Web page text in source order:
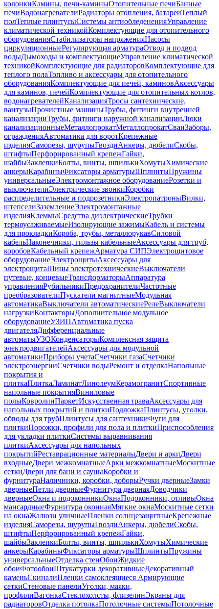
колонкиКамины, печи-каминыОтопительные печиБанные
печиВодонагревателиРадиаторы отопления, батареиТеплый
полТеплые плинтусыСистемы антиобледененияУправление
климатической техникойКомплектующие для отопительного
оборудованияСтабилизаторы напряженияНасосы
циркуляционныеРегулирующая арматураОтвод и подвод
водыДымоходы и комплектующиеУправление климатической
техникойКомплектующие для радиаторовКомплектующие для
теплого полаТопливо и аксессуары для отопительного
оборудованияКомплектующие для печей, каминовАксессуары
для каминов, печейКомплектующие для отопительных котлов,
водонагревателейКанализацияТросы сантехнические,
вантузыПрочистные машиныТрубы, фитинги внутренней
канализацииТрубы, фитинги наружной канализацииЛюки
канализационныеМеталлопрокатМеталлопрокатСваиЗаборы,
огражденияАвтоматика для воротКрепежные
изделияСаморезы, шурупыГвоздиАнкеры, дюбелиСкобы,
штифтыПерфорированный крепежГайки,
шайбыЗаклепкиБолты, винты, шпилькиХомутыХимические
анкерыКарабиныФиксаторы арматурыШплинтыПружины
универсальныеЭлектромонтажное оборудованиеРозетки и
выключателиЭлектрические звонкиКоробки
распределительные и подрозетникиЭлектропатроныВилки,
штепселиЗаземлениеЭлектромонтажные
изделияКлеммыСредства диэлектрическиеТрубки
термоусаживаемыеИзолирующие зажимыКабель и системы
для прокладкиКороба, трубы, металлорукавСиловой
кабельНаконечники, гильзы кабельныеАксессуары для труб,
коробовКабельный крепежАрматура СИПЭлектрощитовое
оборудованиеЭлектрощитыАксессуары для
электрощитаШины электротехническиеВыключатели
путевые, концевыеТрансформаторыАппаратура
управленияРубильникиПредохранителиЧастотные
преобразователиПускатели магнитныеМодульная
автоматикаВыключатели автоматическиеРелеВыключатели
нагрузкиКонтакторыДополнительное модульное
оборудованиеУЗИПАвтоматика пуска
двигателяДифференциальные
автоматыУЗОКонденсаторыКомплексная защита
электродвигателейАксессуары для модульной
автоматикиПриборы учетаСчетчики газаСчетчики
электроэнергииСчетчики водыРемонт и отделкаНапольные
покрытия и
плиткаПлиткаЛаминатЛинолеумКерамогранитСпортивные
напольные покрытияВиниловые
полыКовролинПаркетИскусственная траваАксессуары для
напольных покрытий и плиткиПодложкаПлинтусы, уголки,
обводы для трубПлинтусы для сантехникиФуги для
плиткиПорожки, профили для пола и плиткиПриспособления
для укладки плиткиСистемы выравнивания
плиткиАксессуары для напольных
покрытийРеставрационные материалыДвери и аркиДвери
входныеДвери межкомнатныеАрки межкомнатныеМоскитные
сеткиДвери для бани и сауныКоробки и
фурнитураНаличники, коробки, доборыРучки дверныеЗамки
дверныеПетли дверныеФурнитура двернаяДоводчики
дверныеОкна и подоконникиОкнаПодоконники, отливыОкна
мансардныеФурнитура оконнаяМягкие окнаМоскитные сетки
на окнаЖалюзи уличныеПленки солнцезащитныеКрепежные
изделияСаморезы, шурупыГвоздиАнкеры, дюбелиСкобы,
штифтыПерфорированный крепежГайки,
шайбыЗаклепкиБолты, винты, шпилькиХомутыХимические
анкерыКарабиныФиксаторы арматурыШплинтыПружины
универсальныеОтделка стенОбоиЖидкие
обоиФотообоиШтукатурки декоративныеДекоративный
каменьСкиналиПленки самоклеящиеся Армирующие
сеткиСтеновые панелиУголки, маяки,
профилиВагонкаСтеклохолсты, флизелинЭкраны для
радиаторовОтделка потолкаПотолочные системыПотолочные